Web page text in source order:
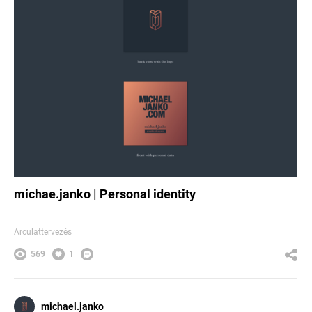
michae.janko | Personal identity
Arculattervezés
569 1
michael.janko